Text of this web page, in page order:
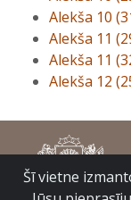
Alekša 10
Alekša 11
Alekša 11
Alekša 12
Šī vietne